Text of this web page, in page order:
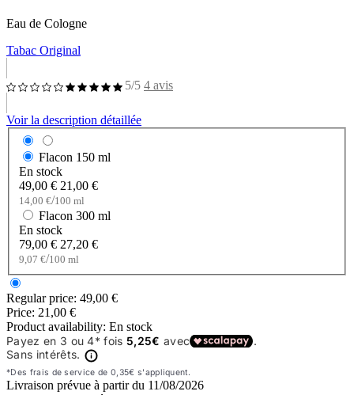
Eau de Cologne
Tabac Original
5/5 4 avis
Voir la description détaillée
Flacon 150 ml
En stock
49,00 € 21,00 €
14,00 €/100 ml
Flacon 300 ml
En stock
79,00 € 27,20 €
9,07 €/100 ml
Regular price: 49,00 €
Price: 21,00 €
Product availability: En stock
Livraison prévue à partir du 11/08/2026